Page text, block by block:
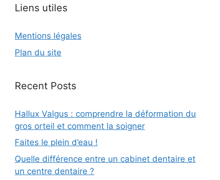
Liens utiles
Mentions légales
Plan du site
Recent Posts
Hallux Valgus : comprendre la déformation du
gros orteil et comment la soigner
Faites le plein d’eau !
Quelle différence entre un cabinet dentaire et
un centre dentaire ?